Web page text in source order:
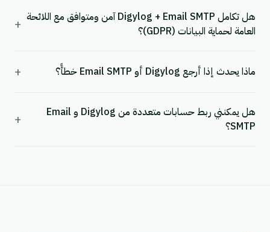
هل تكامل Digylog + Email SMTP آمن ومتوافق مع اللائحة
العامة لحماية البيانات (GDPR)؟
+
ماذا يحدث إذا أرجع Digylog أو Email SMTP خطأً؟ +
هل يمكنني ربط حسابات متعددة من Digylog و Email
SMTP؟
+